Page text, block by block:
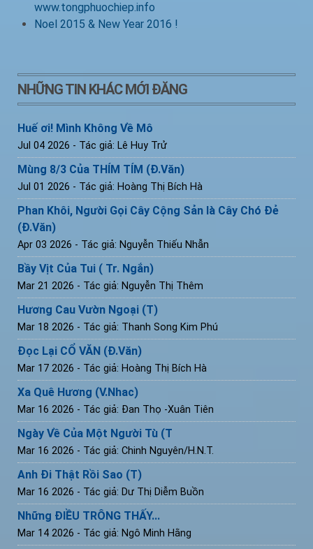
www.tongphuochiep.info
Noel 2015 & New Year 2016 !
NHỮNG TIN KHÁC MỚI ĐĂNG
Huế ơi! Mình Không Về Mô
Jul 04 2026 - Tác giả: Lê Huy Trử
Mùng 8/3 Của THÍM TÍM (Đ.Văn)
Jul 01 2026 - Tác giả: Hoàng Thị Bích Hà
Phan Khôi, Người Gọi Cây Cộng Sản là Cây Chó Đẻ
(Đ.Văn)
Apr 03 2026 - Tác giả: Nguyễn Thiếu Nhẫn
Bầy Vịt Của Tui ( Tr. Ngắn)
Mar 21 2026 - Tác giả: Nguyễn Thị Thêm
Hương Cau Vườn Ngoại (T)
Mar 18 2026 - Tác giả: Thanh Song Kim Phú
Đọc Lại CỔ VĂN (Đ.Văn)
Mar 17 2026 - Tác giả: Hoàng Thị Bích Hà
Xa Quê Hương (V.Nhac)
Mar 16 2026 - Tác giả: Đan Thọ -Xuân Tiên
Ngày Về Của Một Người Tù (T
Mar 16 2026 - Tác giả: Chinh Nguyên/H.N.T.
Anh Đi Thật Rồi Sao (T)
Mar 16 2026 - Tác giả: Dư Thị Diễm Buồn
Những ĐIỀU TRÔNG THẤY...
Mar 14 2026 - Tác giả: Ngô Minh Hằng